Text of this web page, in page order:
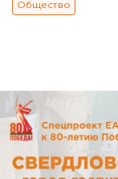
Общество